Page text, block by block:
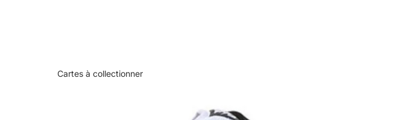
Cartes à collectionner